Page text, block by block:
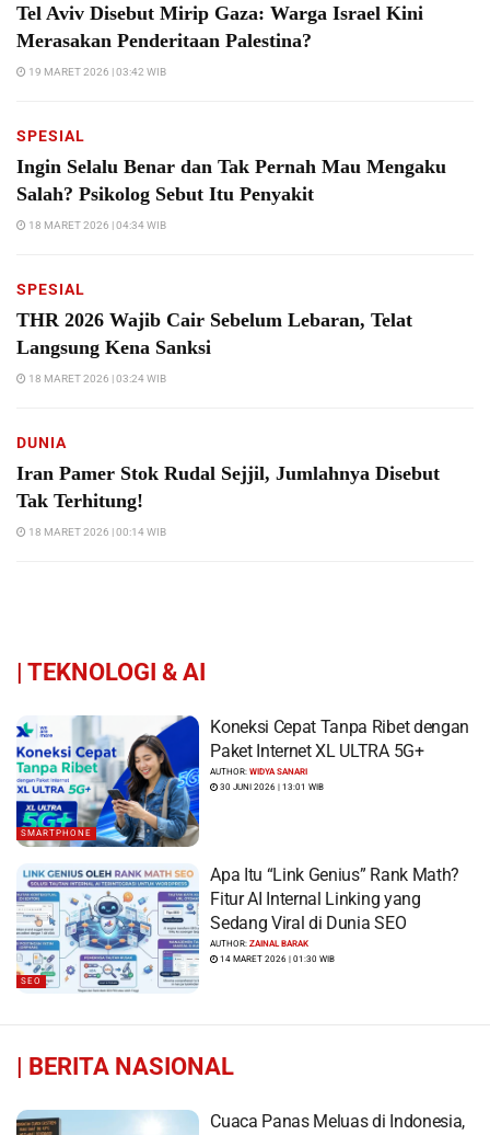
Tel Aviv Disebut Mirip Gaza: Warga Israel Kini
Merasakan Penderitaan Palestina?
19 MARET 2026 | 03:42 WIB
SPESIAL
Ingin Selalu Benar dan Tak Pernah Mau Mengaku
Salah? Psikolog Sebut Itu Penyakit
18 MARET 2026 | 04:34 WIB
SPESIAL
THR 2026 Wajib Cair Sebelum Lebaran, Telat
Langsung Kena Sanksi
18 MARET 2026 | 03:24 WIB
DUNIA
Iran Pamer Stok Rudal Sejjil, Jumlahnya Disebut
Tak Terhitung!
18 MARET 2026 | 00:14 WIB
| TEKNOLOGI & AI
SMARTPHONE
Koneksi Cepat Tanpa Ribet dengan
Paket Internet XL ULTRA 5G+
AUTHOR:WIDYA SANARI
30 JUNI 2026 | 13:01 WIB
SEO
Apa Itu “Link Genius” Rank Math?
Fitur AI Internal Linking yang
Sedang Viral di Dunia SEO
AUTHOR:ZAINAL BARAK
14 MARET 2026 | 01:30 WIB
| BERITA NASIONAL
Cuaca Panas Meluas di Indonesia,